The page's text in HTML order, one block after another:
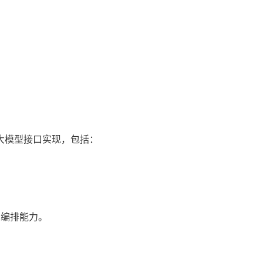
型接口实现，包括：
排能力。